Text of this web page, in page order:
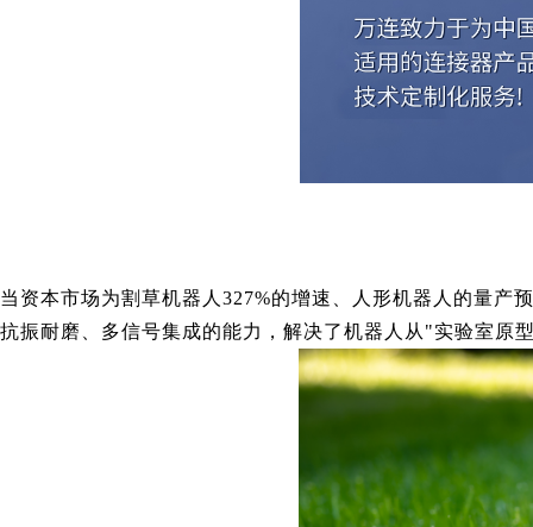
当资本市场为割草机器人327%的增速、人形机器人的量
抗振耐磨、多信号集成的能力，解决了机器人从"实验室原